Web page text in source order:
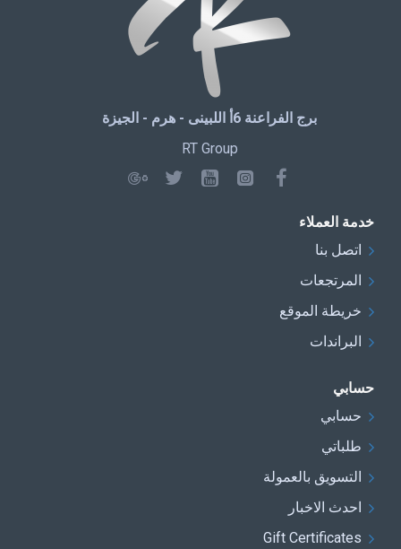
برج الفراعنة 6أ اللبينى - هرم - الجيزة
RT Group
خدمة العملاء
اتصل بنا
المرتجعات
خريطة الموقع
البراندات
حسابي
حسابي
طلباتي
التسويق بالعمولة
احدث الاخبار
Gift Certificates